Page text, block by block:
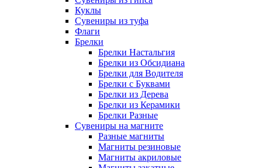
Куклы
Сувениры из туфа
Флаги
Брелки
Брелки Настальгия
Брелки из Обсидиана
Брелки для Водителя
Брелки с Буквами
Брелки из Дерева
Брелки из Керамики
Брелки Разные
Сувениры на магните
Разные магниты
Магниты резиновые
Магниты акриловые